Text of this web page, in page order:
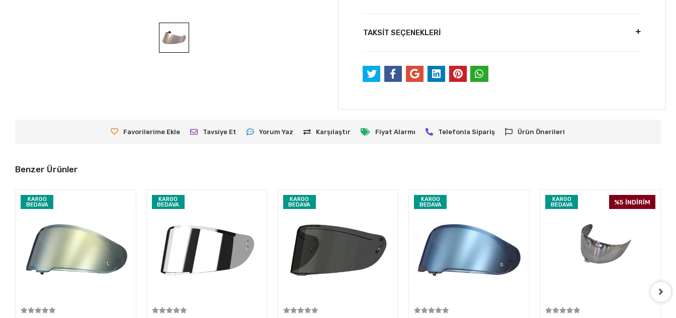
TAKSİT SEÇENEKLERİ
Favorilerime Ekle Tavsiye Et Yorum Yaz Karşılaştır Fiyat Alarmı Telefonla Sipariş Ürün Önerileri
Benzer Ürünler
KARGO
BEDAVA
KARGO
BEDAVA
KARGO
BEDAVA
KARGO
BEDAVA
KARGO
BEDAVA
%5 İNDİRİM